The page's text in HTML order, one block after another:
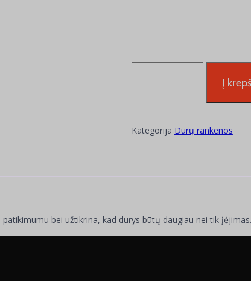
Į
Kategorija Durų rankenos
bei užtikrina, kad durys būtų daugiau nei tik